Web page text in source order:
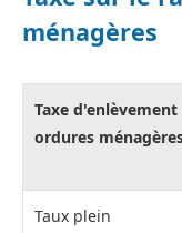
ménagères
Taxe d'enlèvement
ordures
Taux plein